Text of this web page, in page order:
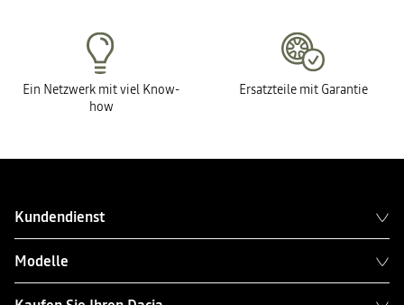
Ein Netzwerk mit viel Know-
how
Ersatzteile mit Garantie
Kundendienst
Modelle